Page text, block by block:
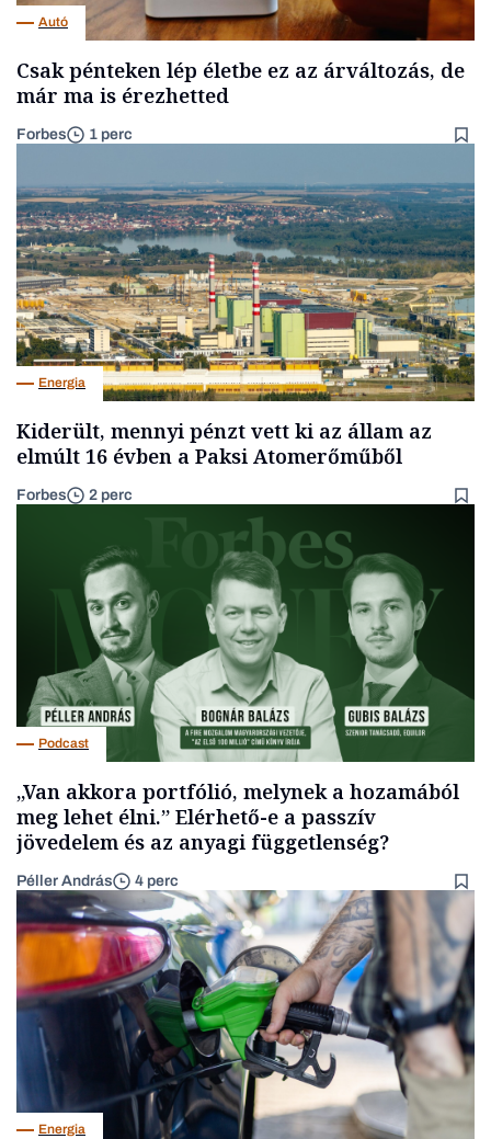
Autó
Csak pénteken lép életbe ez az árváltozás, de
már ma is érezhetted
Forbes 1 perc
Energia
Kiderült, mennyi pénzt vett ki az állam az
elmúlt 16 évben a Paksi Atomerőműből
Forbes 2 perc
Podcast
„Van akkora portfólió, melynek a hozamából
meg lehet élni.” Elérhető-e a passzív
jövedelem és az anyagi függetlenség?
Péller András 4 perc
Energia